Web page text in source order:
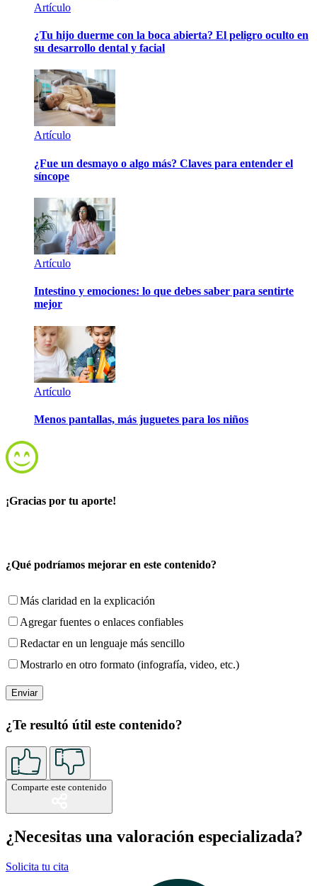
Artículo
¿Tu hijo duerme con la boca abierta? El peligro oculto en
su desarrollo dental y facial
Artículo
¿Fue un desmayo o algo más? Claves para entender el
síncope
Artículo
Intestino y emociones: lo que debes saber para sentirte
mejor
Artículo
Menos pantallas, más juguetes para los niños
¡Gracias por tu aporte!
¿Qué podríamos mejorar en este contenido?
Más claridad en la explicación
Agregar fuentes o enlaces confiables
Redactar en un lenguaje más sencillo
Mostrarlo en otro formato (infografía, video, etc.)
¿Te resultó útil este contenido?
Comparte este contenido
¿Necesitas una valoración especializada?
Solicita tu cita